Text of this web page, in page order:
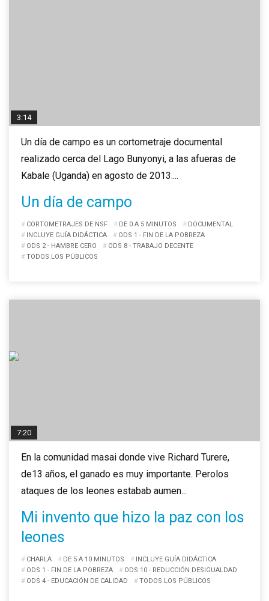
3:14
CORTOMETRAJES DE NSF DE 0 A 5 MINUTOS
DOCUMENTAL
INCLUYE GUÍA DIDÁCTICA
ODS 1 - FIN DE LA POBREZA
ODS 2 - HAMBRE CERO
ODS 8 - TRABAJO DECENTE
TODOS LOS PÚBLICOS
Un día de campo
Un día de campo es un cortometraje documental
realizado cerca del Lago Bunyonyi, a las afueras de
Kabale (Uganda) en agosto de 2013....
7:20
CHARLA DE 5 A 10 MINUTOS
INCLUYE GUÍA DIDÁCTICA
ODS 1 - FIN DE LA POBREZA
ODS 10 - REDUCCIÓN DESIGUALDAD
ODS 4 - EDUCACIÓN DE CALIDAD
TODOS LOS PÚBLICOS
Mi invento que hizo la paz con los
leones
En la comunidad masai donde vive Richard Turere,
de13 años, el ganado es muy importante. Perolos
ataques de los leones estabab aumen...